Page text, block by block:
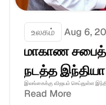
உலகம் Aug 6,
மாகாண சபைத்
நடத்த இந்தியா
இலங்கைக்கு விஜயம் செய்துள்ள இந்திய
Read More